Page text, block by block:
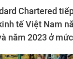
Chartered
tế Việt Nam
năm 2023 ở